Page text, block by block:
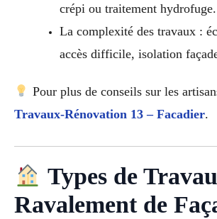
crépi ou traitement hydrofuge.
La complexité des travaux :
accès difficile, isolation
Pour plus de conseils sur les
Travaux-Rénovation 13 – Facadier.
Types de
Ravalement de